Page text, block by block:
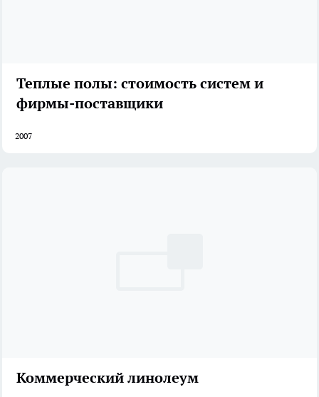
Теплые полы: стоимость систем и
фирмы-поставщики
2007
Коммерческий линолеум